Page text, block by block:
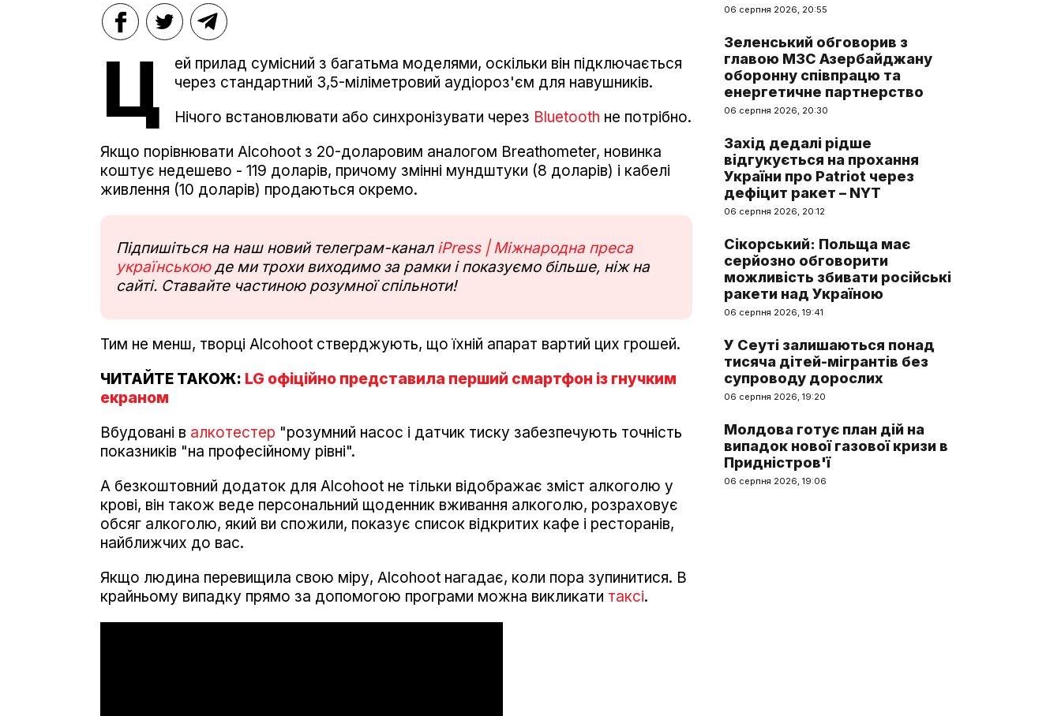
Ц
ей прилад сумісний з багатьма моделями, оскільки він підключається
через стандартний 3,5-міліметровий аудіороз'єм для навушників.
Нічого встановлювати або синхронізувати через Bluetooth не потрібно.
Якщо порівнювати Alcohoot з 20-доларовим аналогом Breathometer, новинка
коштує недешево - 119 доларів, причому змінні мундштуки (8 доларів) і кабелі
живлення (10 доларів) продаються окремо.
Підпишіться на наш новий телеграм-канал iPress | Міжнародна преса
українськоюде ми трохи виходимо за рамки і показуємо більше, ніж на
сайті. Ставайте частиною розумної спільноти!
Тим не менш, творці Alcohoot стверджують, що їхній апарат вартий цих грошей.
ЧИТАЙТЕ ТАКОЖ: LG офіційно представила перший смартфон із гнучким
екраном
Вбудовані в алкотестер "розумний насос і датчик тиску забезпечують точність
показників "на професійному рівні".
А безкоштовний додаток для Alcohoot не тільки відображає зміст алкоголю у
крові, він також веде персональний щоденник вживання алкоголю, розраховує
обсяг алкоголю, який ви спожили, показує список відкритих кафе і ресторанів,
найближчих до вас.
Якщо людина перевищила свою міру, Alcohoot нагадає, коли пора зупинитися. В
крайньому випадку прямо за допомогою програми можна викликати таксі.
06 серпня 2026, 20:55
Зеленський обговорив з
главою МЗС Азербайджану
оборонну співпрацю та
енергетичне партнерство
06 серпня 2026, 20:30
Захід дедалі рідше
відгукується на прохання
України про Patriot через
дефіцит ракет – NYT
06 серпня 2026, 20:12
Сікорський: Польща має
серйозно обговорити
можливість збивати російські
ракети над Україною
06 серпня 2026, 19:41
У Сеуті залишаються понад
тисяча дітей-мігрантів без
супроводу дорослих
06 серпня 2026, 19:20
Молдова готує план дій на
випадок нової газової кризи в
Придністров'ї
06 серпня 2026, 19:06